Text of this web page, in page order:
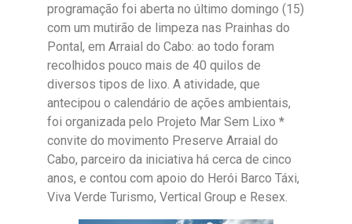
programação foi aberta no último domingo (15)
com um mutirão de limpeza nas Prainhas do
Pontal, em Arraial do Cabo: ao todo foram
recolhidos pouco mais de 40 quilos de
diversos tipos de lixo. A atividade, que
antecipou o calendário de ações ambientais,
foi organizada pelo Projeto Mar Sem Lixo *
convite do movimento Preserve Arraial do
Cabo, parceiro da iniciativa há cerca de cinco
anos, e contou com apoio do Herói Barco Táxi,
Viva Verde Turismo, Vertical Group e Resex.